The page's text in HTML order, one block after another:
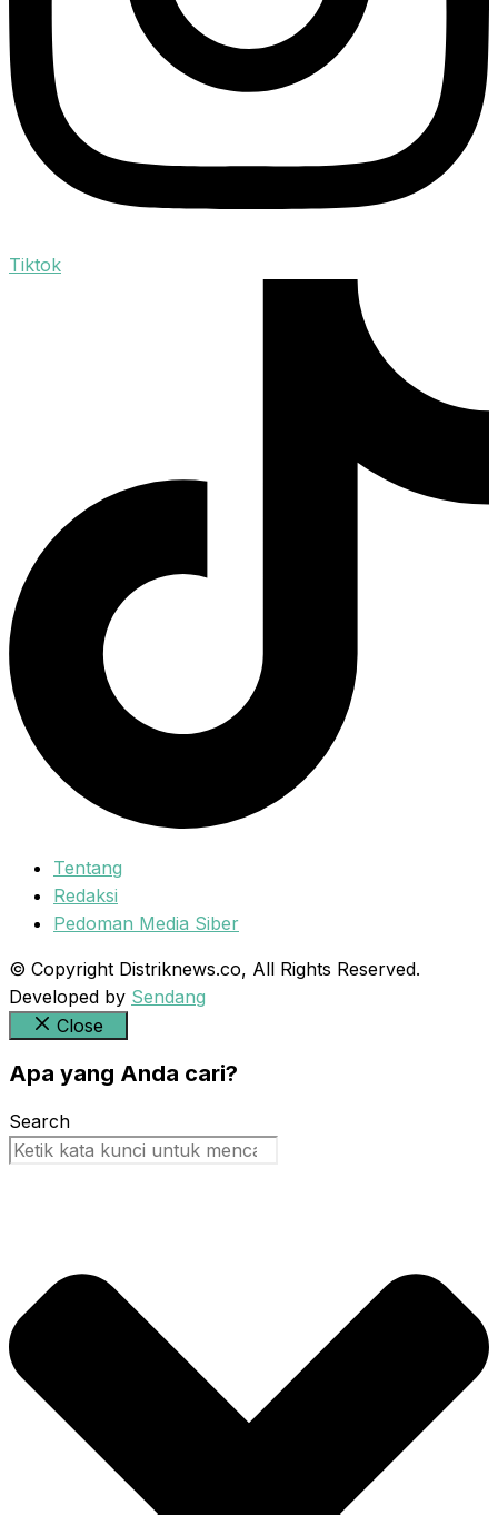
Tiktok
Tentang
Redaksi
Pedoman Media Siber
© Copyright Distriknews.co, All Rights Reserved.
Developed by Sendang
Close
Apa yang Anda cari?
Search